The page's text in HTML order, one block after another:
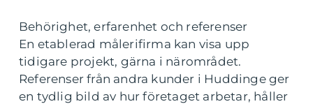
Behörighet, erfarenhet och referenser
En etablerad målerifirma kan visa upp
tidigare projekt, gärna i närområdet.
Referenser från andra kunder i Huddinge ger
en tydlig bild av hur företaget arbetar, håller